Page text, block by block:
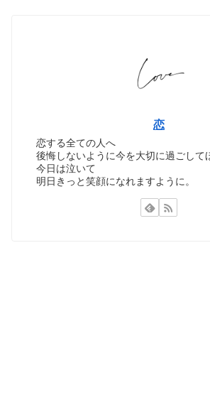
恋
恋する全ての人へ
後悔しないように今を大切に過ごして
今日は泣いて
明日きっと笑顔になれますように。